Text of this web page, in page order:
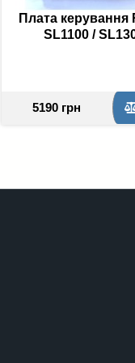
Плата керування
SL1100 /
5190 грн